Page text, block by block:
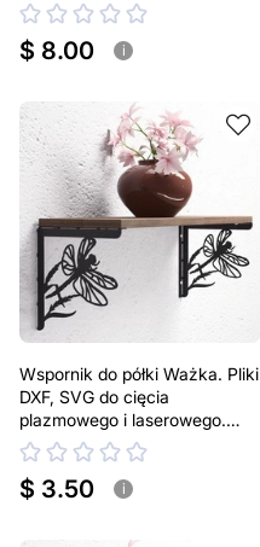
Uchwyt do półki
$ 8.00 i
Wspornik do półki Ważka. Pliki
DXF, SVG do cięcia
plazmowego i laserowego.
Uchwyt do półki
$ 3.50 i